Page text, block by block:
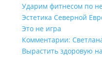
Ударим фитнесом по
Эстетика Северной
Это не игра
Комментарии:
Вырастить здоровую